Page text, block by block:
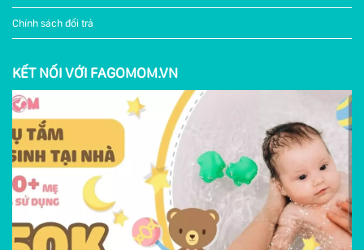
Chính sách đổi trả
KẾT NỐI VỚI FAGOMOM.VN